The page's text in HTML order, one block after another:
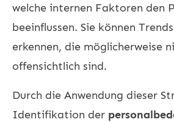
welche internen Faktoren den
beeinflussen. Sie können
erkennen, die möglicherweise
offensichtlich sind.
Durch die Anwendung dieser
Identifikation der